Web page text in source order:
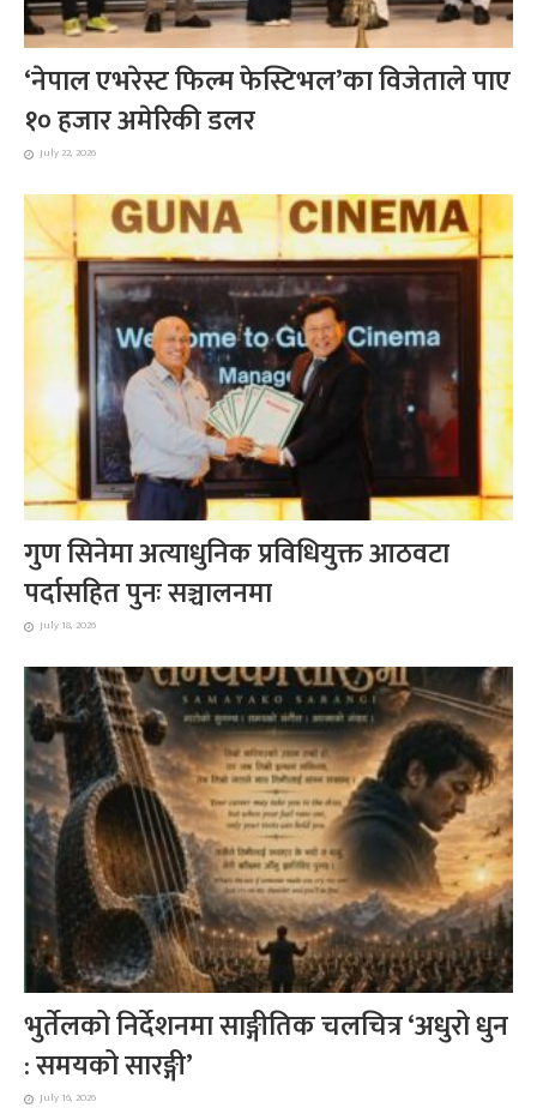
‘नेपाल एभरेस्ट फिल्म फेस्टिभल’का विजेताले पाए
१० हजार अमेरिकी डलर
July 22, 2026
गुण सिनेमा अत्याधुनिक प्रविधियुक्त आठवटा
पर्दासहित पुनः सञ्चालनमा
July 18, 2026
भुर्तेलको निर्देशनमा साङ्गीतिक चलचित्र ‘अधुरो धुन
: समयको सारङ्गी’
July 16, 2026